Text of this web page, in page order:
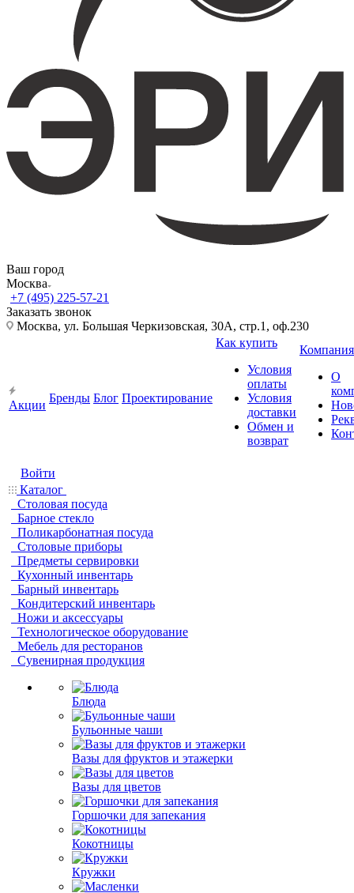
Ваш город
Москва
+7 (495) 225-57-21
Заказать звонок
Москва, ул. Большая Черкизовская, 30А, стр.1, оф.230
Акции
Бренды Блог Проектирование
Как купить
Условия
оплаты
Условия
доставки
Обмен и
возврат
Компания
О
Войти
Каталог
Столовая посуда
Барное стекло
Поликарбонатная посуда
Столовые приборы
Предметы сервировки
Кухонный инвентарь
Барный инвентарь
Кондитерский инвентарь
Ножи и аксессуары
Технологическое оборудование
Мебель для ресторанов
Сувенирная продукция
Блюда
Бульонные чаши
Вазы для фруктов и этажерки
Вазы для цветов
Горшочки для запекания
Кокотницы
Кружки